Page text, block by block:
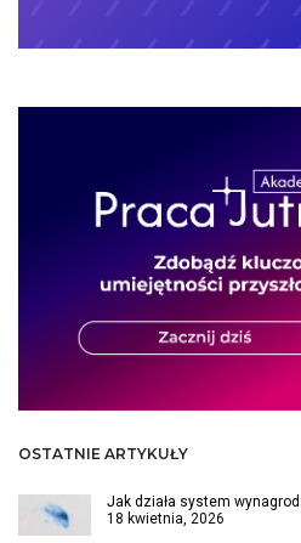
OSTATNIE ARTYKUŁY
Jak działa system
18 kwietnia, 2026